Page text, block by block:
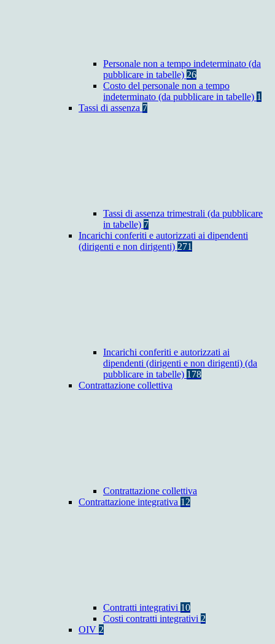
Personale non a tempo indeterminato (da
pubblicare in tabelle) 26
Costo del personale non a tempo
indeterminato (da pubblicare in tabelle) 1
Tassi di assenza 7
Tassi di assenza trimestrali (da pubblicare
in tabelle) 7
Incarichi conferiti e autorizzati ai dipendenti
(dirigenti e non dirigenti) 271
Incarichi conferiti e autorizzati ai
dipendenti (dirigenti e non dirigenti) (da
pubblicare in tabelle) 178
Contrattazione collettiva
Contrattazione collettiva
Contrattazione integrativa 12
Contratti integrativi 10
Costi contratti integrativi 2
OIV 2